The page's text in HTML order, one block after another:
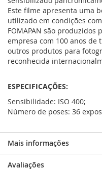
Este filme apresenta uma
utilizado em condições
FOMAPAN são produzidos
empresa com 100 anos
outros produtos para
reconhecida
ESPECIFICAÇÕES:
Sensibilidade: ISO 400;
Número de poses: 36
Mais informações
Avaliações